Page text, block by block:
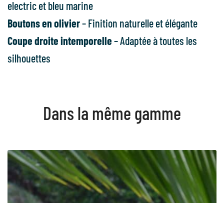
electric et bleu marine
Boutons en olivier– Finition naturelle et élégante
Coupe droite intemporelle– Adaptée à toutes les
silhouettes
Dans la même gamme